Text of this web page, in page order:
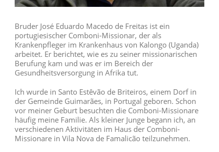
Bruder José Eduardo Macedo de Freitas ist ein
portugiesischer Comboni-Missionar, der als
Krankenpfleger im Krankenhaus von Kalongo (Uganda)
arbeitet. Er berichtet, wie es zu seiner missionarischen
Berufung kam und was er im Bereich der
Gesundheitsversorgung in Afrika tut.
Ich wurde in Santo Estêvão de Briteiros, einem Dorf in
der Gemeinde Guimarães, in Portugal geboren. Schon
vor meiner Geburt besuchten die Comboni-Missionare
häufig meine Familie. Als kleiner Junge begann ich, an
verschiedenen Aktivitäten im Haus der Comboni-
Missionare in Vila Nova de Famalicão teilzunehmen.